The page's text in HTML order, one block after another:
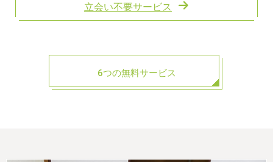
立会い不要サービス
6つの無料サービス